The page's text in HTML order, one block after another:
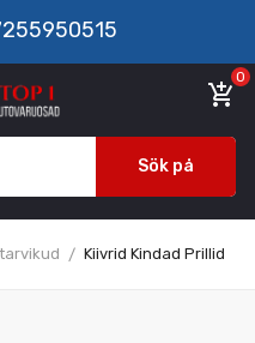
add_shopping_cart
0
Sök på
Kiivrid Kindad Prillid